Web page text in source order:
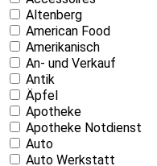
Altenberg
American Food
Amerikanisch
An- und Verkauf
Antik
Äpfel
Apotheke
Apotheke Notdienst
Auto
Auto Werkstatt